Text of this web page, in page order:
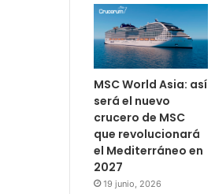
MSC World Asia: así
será el nuevo
crucero de MSC
que revolucionará
el Mediterráneo en
2027
19 junio, 2026